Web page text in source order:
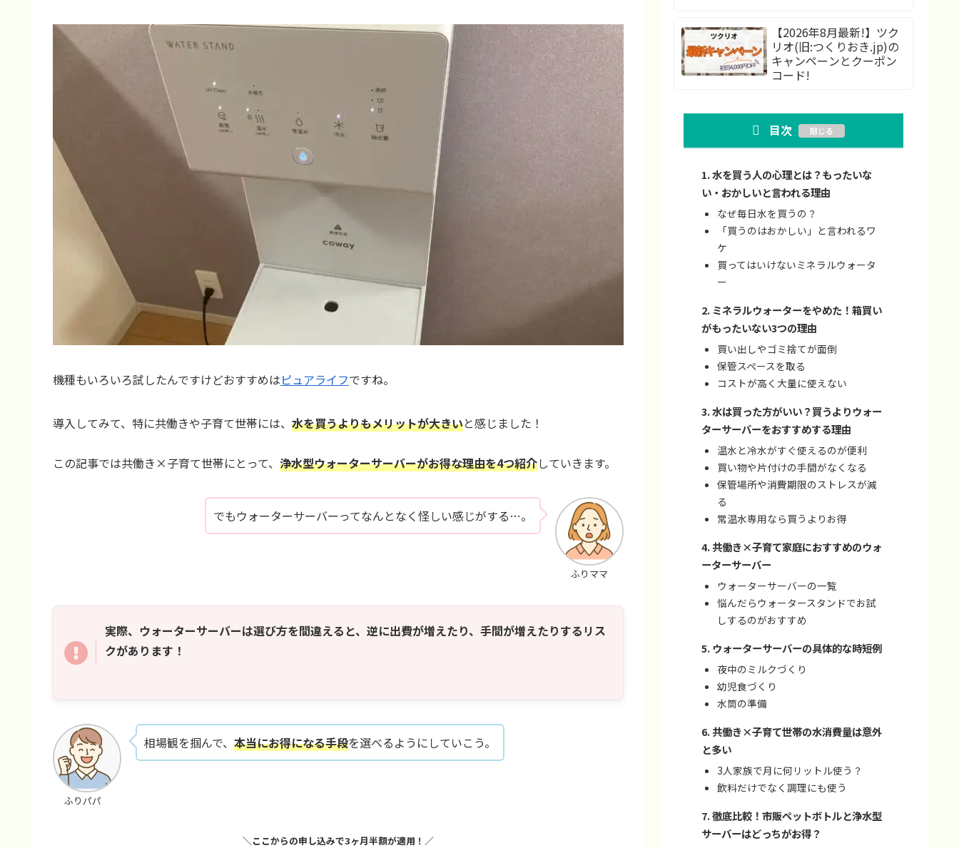
機種もいろいろ試したんですけどおすすめはピュアライフですね。
導入してみて、特に共働きや子育て世帯には、 水を買うよりもメリットが大きいと感じました！
この記事では共働き×子育て世帯にとって、 浄水型ウォーターサーバーがお得な理由を4つ紹介していきます。
ふりママ
でもウォーターサーバーってなんとなく怪しい感じがする…。
実際、ウォーターサーバーは選び方を間違えると、逆に出費が増えたり、手間が増えたりするリス
クがあります！
ふりパパ
相場観を掴んで、 本当にお得になる手段を選べるようにしていこう。
＼ここからの申し込みで3ヶ月半額が適用！／
【2026年8月最新!】ツク
リオ(旧:つくりおき.jp)の
キャンペーンとクーポン
コード!
目次
水を買う人の心理とは？もったいな
い・おかしいと言われる理由
なぜ毎日水を買うの？
「買うのはおかしい」と言われるワ
ケ
買ってはいけないミネラルウォータ
ー
ミネラルウォーターをやめた！箱買い
がもったいない3つの理由
買い出しやゴミ捨てが面倒
保管スペースを取る
コストが高く大量に使えない
水は買った方がいい？買うよりウォー
ターサーバーをおすすめする理由
温水と冷水がすぐ使えるのが便利
買い物や片付けの手間がなくなる
保管場所や消費期限のストレスが減
る
常温水専用なら買うよりお得
共働き×子育て家庭におすすめのウォ
ーターサーバー
ウォーターサーバーの一覧
悩んだらウォータースタンドでお試
しするのがおすすめ
ウォーターサーバーの具体的な時短例
夜中のミルクづくり
幼児食づくり
水筒の準備
共働き×子育て世帯の水消費量は意外
と多い
3人家族で月に何リットル使う？
飲料だけでなく調理にも使う
徹底比較！市販ペットボトルと浄水型
サーバーはどっちがお得？